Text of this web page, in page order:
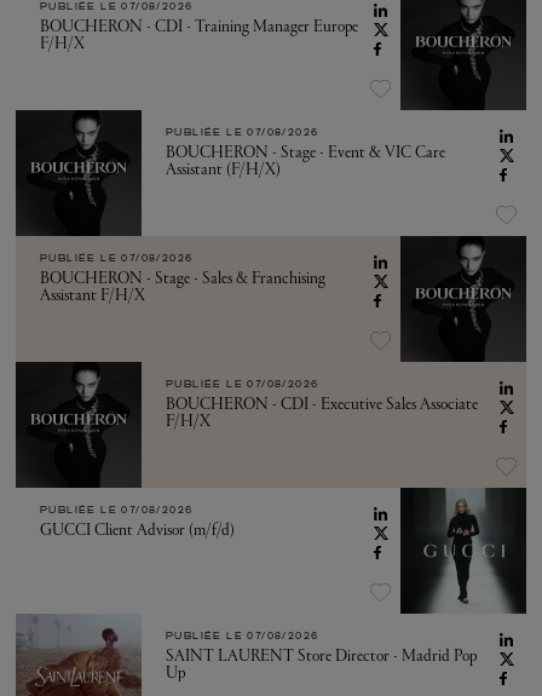
PUBLIÉE LE 07/08/2026
BOUCHERON - CDI - Training Manager Europe
F/H/X
PUBLIÉE LE 07/08/2026
BOUCHERON - Stage - Event & VIC Care
Assistant (F/H/X)
PUBLIÉE LE 07/08/2026
BOUCHERON - Stage - Sales & Franchising
Assistant F/H/X
PUBLIÉE LE 07/08/2026
BOUCHERON - CDI - Executive Sales Associate
F/H/X
PUBLIÉE LE 07/08/2026
GUCCI Client Advisor (m/f/d)
PUBLIÉE LE 07/08/2026
SAINT LAURENT Store Director - Madrid Pop
Up